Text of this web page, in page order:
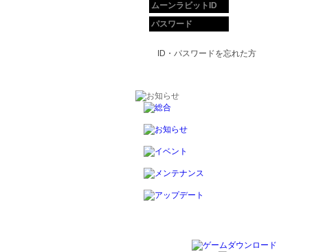
ID・パスワードを忘れた方